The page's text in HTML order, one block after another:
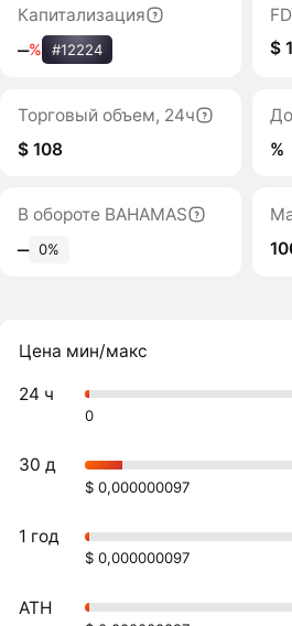
Капитализация
‒% #12224
$
Торговый объем, 24ч
$ 108
%
В обороте BAHAMAS
‒ 0%
Цена мин/макс
24 ч
0
30 д
$ 0,000000097
1 год
$ 0,000000097
ATH